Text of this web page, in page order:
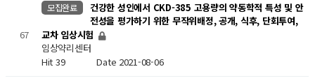
67
모집완료
건강한 성인에서 CKD-385 고용량의 약동학적 특성 및 안
전성을 평가하기 위한 무작위배정, 공개, 식후, 단회투여,
교차 임상시험
임상약리센터
Hit 39Date 2021-08-06